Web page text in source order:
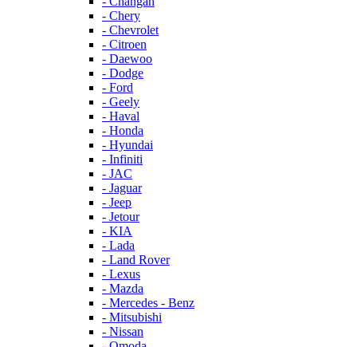
- Chery
- Chevrolet
- Citroen
- Daewoo
- Dodge
- Ford
- Geely
- Haval
- Honda
- Hyundai
- Infiniti
- JAC
- Jaguar
- Jeep
- Jetour
- KIA
- Lada
- Land Rover
- Lexus
- Mazda
- Mercedes - Benz
- Mitsubishi
- Nissan